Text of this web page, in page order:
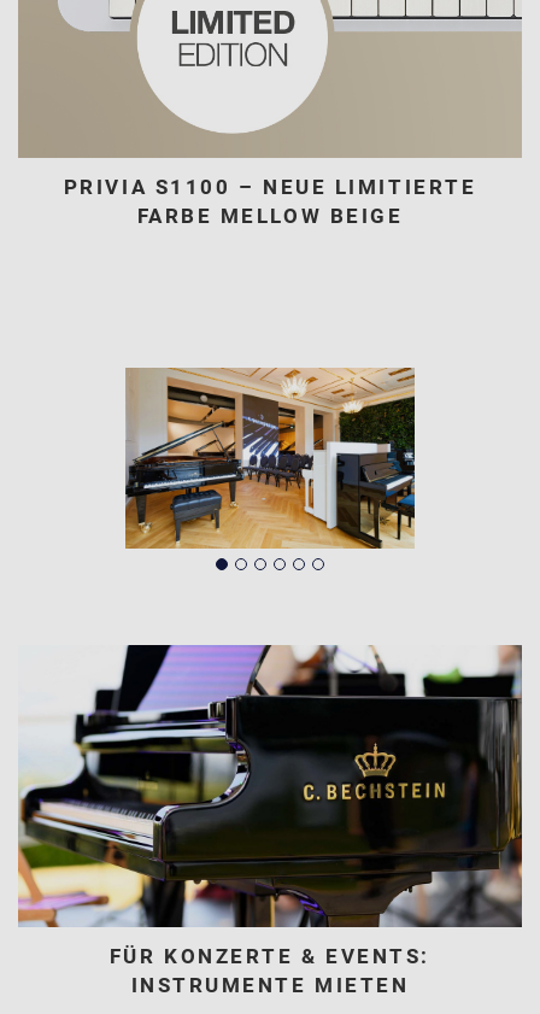
PRIVIA S1100 – NEUE LIMITIERTE
FARBE MELLOW BEIGE
FÜR KONZERTE & EVENTS:
INSTRUMENTE MIETEN